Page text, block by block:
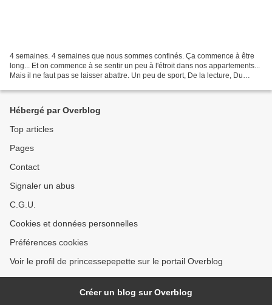
4 semaines. 4 semaines que nous sommes confinés. Ça commence à être
long... Et on commence à se sentir un peu à l'étroit dans nos appartements...
Mais il ne faut pas se laisser abattre. Un peu de sport, De la lecture, Du
Hébergé par Overblog
Top articles
Pages
Contact
Signaler un abus
C.G.U.
Cookies et données personnelles
Préférences cookies
Voir le profil de princessepepette sur le portail Overblog
Créer un blog sur Overblog